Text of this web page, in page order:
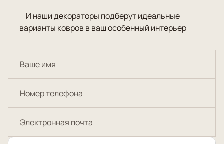
И наши декораторы подберут идеальные
варианты ковров в ваш особенный интерьер